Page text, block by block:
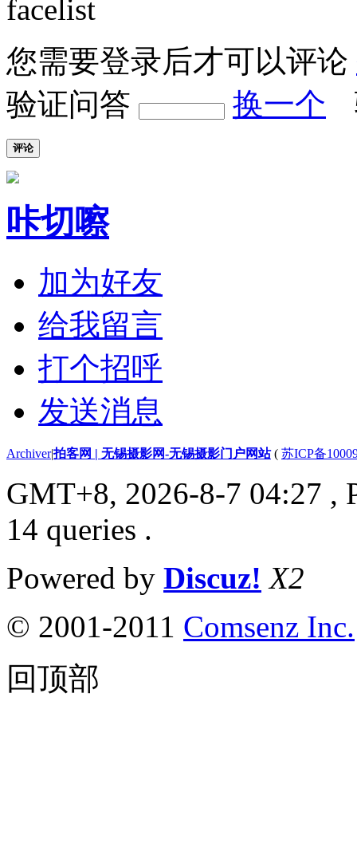
您需要登录后才可以评论
验证问答
换一个
评论
咔切嚓
加为好友
给我留言
打个招呼
发送消息
Archiver|拍客网 | 无锡摄影网-无锡摄影门户网站( 苏ICP备
GMT+8, 2026-8-7 04:27 ,
14 queries .
Powered by Discuz! X2
© 2001-2011 Comsenz Inc.
回顶部